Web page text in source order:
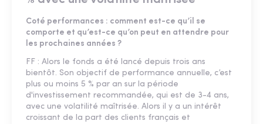
Coté performances : comment est-ce qu’il se
comporte et qu’est-ce qu’on peut en attendre pour
les prochaines années ?
FF : Alors le fonds a été lancé depuis trois ans
bientôt. Son objectif de performance annuelle, c’est
plus ou moins 5 % par an sur la période
d'investissement recommandée, qui est de 3-4 ans,
avec une volatilité maîtrisée. Alors il y a un intérêt
croissant de la part des clients français et